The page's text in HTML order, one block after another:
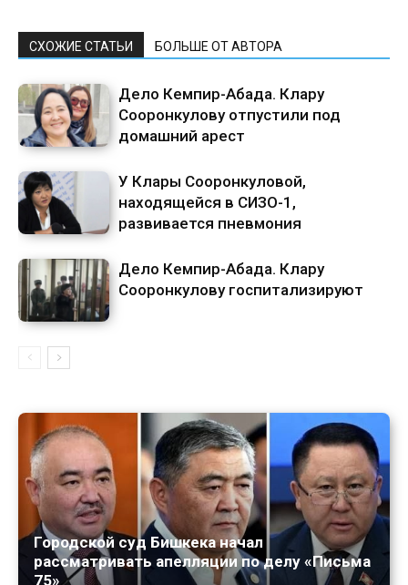
СХОЖИЕ СТАТЬИ БОЛЬШЕ ОТ АВТОРА
Дело Кемпир-Абада. Клару
Сооронкулову отпустили под
домашний арест
У Клары Сооронкуловой,
находящейся в СИЗО-1,
развивается пневмония
Дело Кемпир-Абада. Клару
Сооронкулову госпитализируют
Городской суд Бишкека начал
рассматривать апелляции по делу «Письма
75»